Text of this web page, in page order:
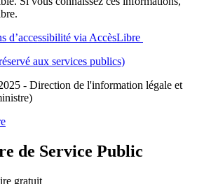
d’accessibilité via AccèsLibre
aux services publics)
- Direction de l'information légale et
de Service Public
gratuit